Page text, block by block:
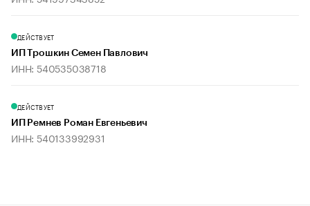
ДЕЙСТВУЕТ
ИП Трошкин Семен Павлович
ИНН: 540535038718
ДЕЙСТВУЕТ
ИП Ремнев Роман Евгеньевич
ИНН: 540133992931